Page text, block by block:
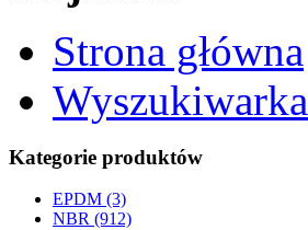
Strona główna
Wyszukiwarka
Kategorie produktów
EPDM (3)
NBR (912)